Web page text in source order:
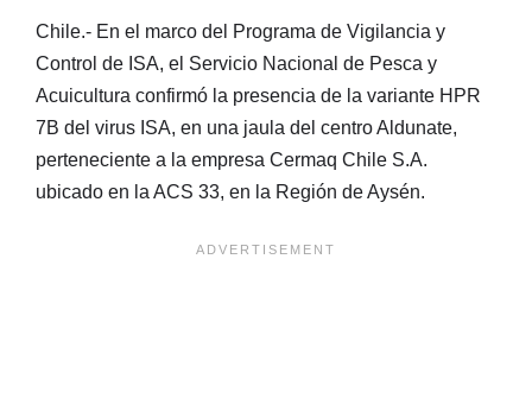
Chile.- En el marco del Programa de Vigilancia y
Control de ISA, el Servicio Nacional de Pesca y
Acuicultura confirmó la presencia de la variante HPR
7B del virus ISA, en una jaula del centro Aldunate,
perteneciente a la empresa Cermaq Chile S.A.
ubicado en la ACS 33, en la Región de Aysén.